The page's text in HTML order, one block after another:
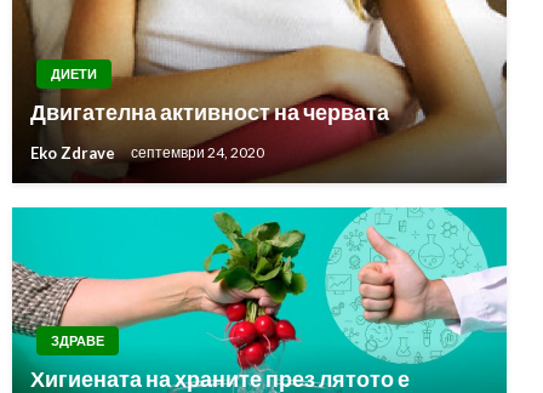
ДИЕТИ
Двигателна активност на червата
Eko Zdrave септември 24, 2020
ЗДРАВЕ
Хигиената на храните през лятото е